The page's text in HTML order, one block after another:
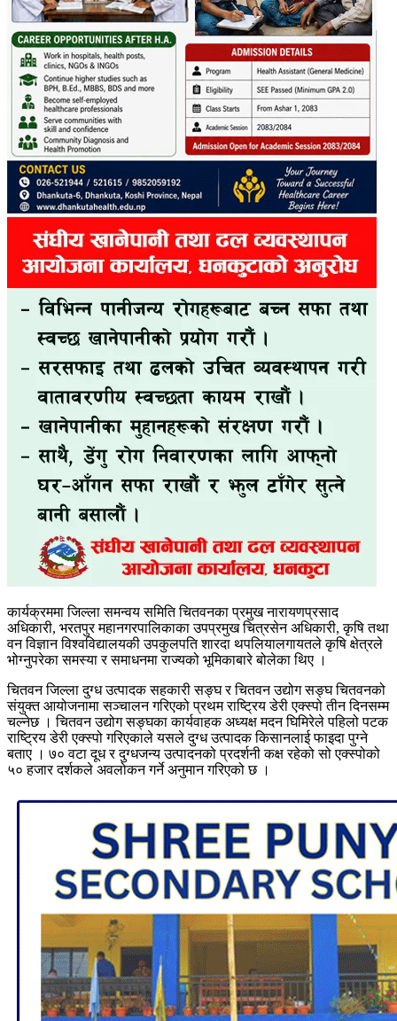
कार्यक्रममा जिल्ला समन्वय समिति चितवनका प्रमुख नारायणप्रसाद
अधिकारी, भरतपुर महानगरपालिकाका उपप्रमुख चित्रसेन अधिकारी, कृषि तथा
वन विज्ञान विश्वविद्यालयकी उपकुलपति शारदा थपलियालगायतले कृषि क्षेत्रले
भोग्नुपरेका समस्या र समाधनमा राज्यको भूमिकाबारे बोलेका थिए ।
चितवन जिल्ला दुग्ध उत्पादक सहकारी सङ्घ र चितवन उद्योग सङ्घ चितवनको
संयुक्त आयोजनामा सञ्चालन गरिएको प्रथम राष्ट्रिय डेरी एक्स्पो तीन दिनसम्म
चल्नेछ । चितवन उद्योग सङ्घका कार्यवाहक अध्यक्ष मदन घिमिरेले पहिलो पटक
राष्ट्रिय डेरी एक्स्पो गरिएकाले यसले दुग्ध उत्पादक किसानलाई फाइदा पुग्ने
बताए । ७० वटा दूध र दुग्धजन्य उत्पादनको प्रदर्शनी कक्ष रहेको सो एक्स्पोको
५० हजार दर्शकले अवलोकन गर्ने अनुमान गरिएको छ ।